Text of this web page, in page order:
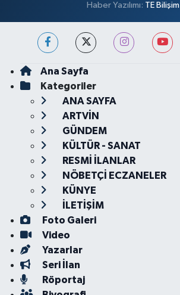
Haber Yazılımı: TE Bilişim
Ana Sayfa
Kategoriler
ANA SAYFA
ARTVİN
GÜNDEM
KÜLTÜR - SANAT
RESMİ İLANLAR
NÖBETÇİ ECZANELER
KÜNYE
İLETİŞİM
Foto Galeri
Video
Yazarlar
Seri İlan
Röportaj